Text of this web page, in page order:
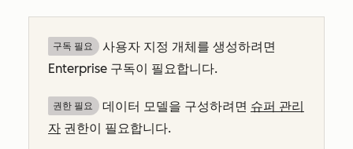
구독 필요
사용자 지정 개체를 생성하려면
Enterprise 구독이 필요합니다.
권한 필요 데이터 모델을 구성하려면 슈퍼 관리
자 권한이 필요합니다.